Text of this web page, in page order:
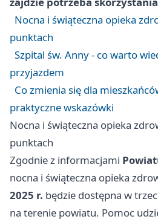
Nocna i świąteczna opieka
punktach
Szpital św. Anny - co warto
przyjazdem
Co zmienia się dla
praktyczne wskazówki
Nocna i świąteczna opieka
punktach
Zgodnie z informacjami
nocna i świąteczna opieka
2025 r. będzie dostępna w
na terenie powiatu. Pomoc